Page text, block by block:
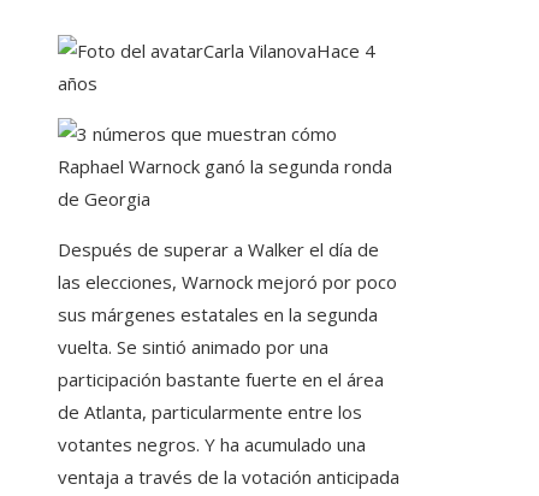
Carla VilanovaHace 4
años
Después de superar a Walker el día de
las elecciones, Warnock mejoró por poco
sus márgenes estatales en la segunda
vuelta. Se sintió animado por una
participación bastante fuerte en el área
de Atlanta, particularmente entre los
votantes negros. Y ha acumulado una
ventaja a través de la votación anticipada